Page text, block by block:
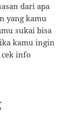
dari apa
yang kamu
sukai bisa
kamu ingin
info